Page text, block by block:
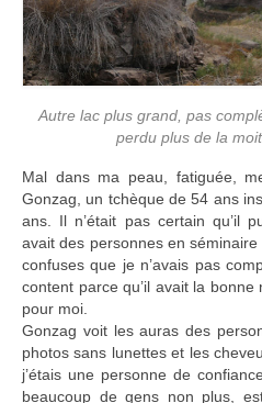
Autre lac plus grand, pas
perdu plus de la
Mal dans ma peau, fatiguée,
Gonzag, un tchèque de 54 ans
ans. Il n’était pas certain qu’il
avait des personnes en
confuses que je n’avais pas
content parce qu’il avait la bonne
pour moi.
Gonzag voit les auras des
photos sans lunettes et les
j’étais une personne de
beaucoup de gens non plus,